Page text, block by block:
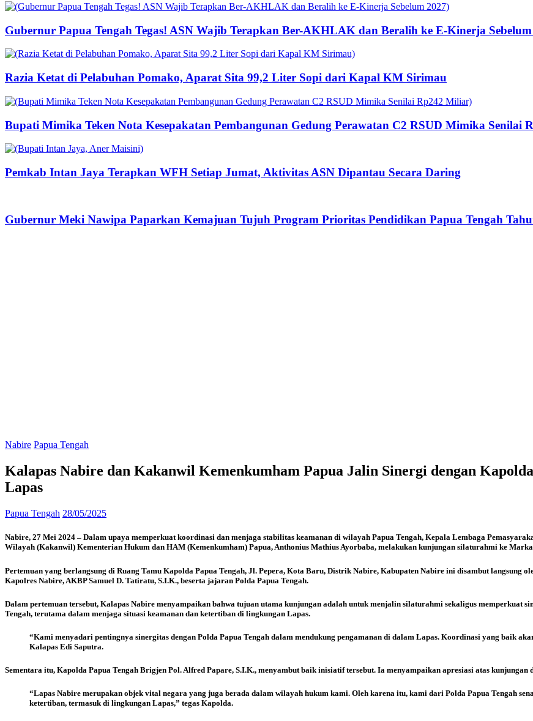
Gubernur Papua Tengah Tegas! ASN Wajib Terapkan Ber-AKHLAK dan Beralih ke E-Kinerja Sebelum
Razia Ketat di Pelabuhan Pomako, Aparat Sita 99,2 Liter Sopi dari Kapal KM Sirimau
Bupati Mimika Teken Nota Kesepakatan Pembangunan Gedung Perawatan C2 RSUD Mimika Senilai
Pemkab Intan Jaya Terapkan WFH Setiap Jumat, Aktivitas ASN Dipantau Secara Daring
Gubernur Meki Nawipa Paparkan Kemajuan Tujuh Program Prioritas Pendidikan Papua Tengah
Nabire Papua Tengah
Kalapas Nabire dan Kakanwil Kemenkumham Papua Jalin Sinergi dengan
Lapas
Papua Tengah 28/05/2025
Nabire, 27 Mei 2024 – Dalam upaya memperkuat koordinasi dan menjaga stabilitas keamanan di wilayah Papua Tengah, Kepala Lembaga
Wilayah (Kakanwil) Kementerian Hukum dan HAM (Kemenkumham) Papua, Anthonius Mathius Ayorbaba, melakukan kunjungan silaturahmi ke
Pertemuan yang berlangsung di Ruang Tamu Kapolda Papua Tengah, Jl. Pepera, Kota Baru, Distrik Nabire, Kabupaten Nabire ini disambut langsung
Kapolres Nabire, AKBP Samuel D. Tatiratu, S.I.K., beserta jajaran Polda Papua Tengah.
Dalam pertemuan tersebut, Kalapas Nabire menyampaikan bahwa tujuan utama kunjungan adalah untuk menjalin silaturahmi sekaligus memperkuat
Tengah, terutama dalam menjaga situasi keamanan dan ketertiban di lingkungan Lapas.
“Kami menyadari pentingnya sinergitas dengan Polda Papua Tengah dalam mendukung pengamanan di dalam Lapas. Koordinasi yang baik
Kalapas Edi Saputra.
Sementara itu, Kapolda Papua Tengah Brigjen Pol. Alfred Papare, S.I.K., menyambut baik inisiatif tersebut. Ia menyampaikan apresiasi atas
“Lapas Nabire merupakan objek vital negara yang juga berada dalam wilayah hukum kami. Oleh karena itu, kami dari Polda Papua Tengah
ketertiban, termasuk di lingkungan Lapas,” tegas Kapolda.